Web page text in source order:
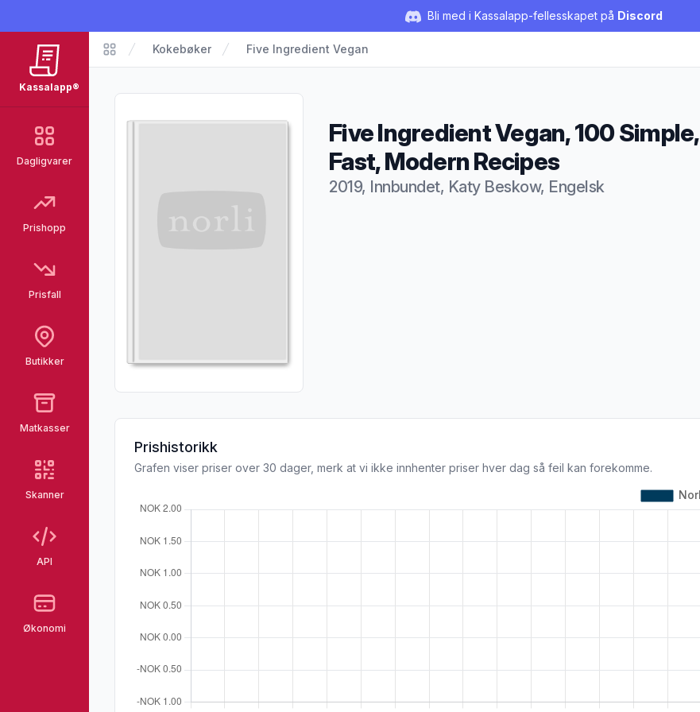
Bli med i Kassalapp-fellesskapet på Discord
Kassalapp®
Dagligvarer
Prishopp
Prisfall
Butikker
Matkasser
Skanner
API
Økonomi
Kassalapp®
Kokebøker Five Ingredient Vegan
Five Ingredient Vegan, 100 Simple,
Fast, Modern Recipes
2019, Innbundet, Katy Beskow, Engelsk
Prishistorikk
Grafen viser priser over 30 dager, merk at vi ikke innhenter priser hver dag så feil kan forekomme.